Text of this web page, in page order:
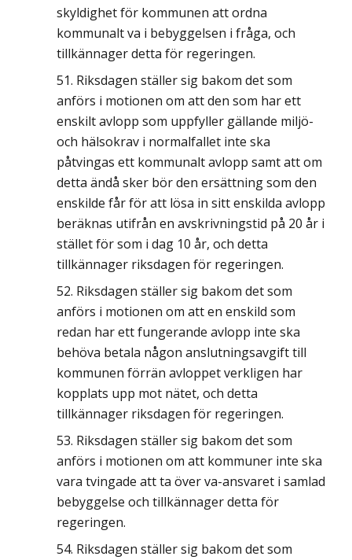
skyldighet för kommunen att ordna
kommunalt va i bebyggelsen i fråga, och
tillkännager detta för regeringen.
Riksdagen ställer sig bakom det som
anförs i motionen om att den som har ett
enskilt avlopp som uppfyller gällande miljö-
och hälsokrav i normalfallet inte ska
påtvingas ett kommunalt avlopp samt att om
detta ändå sker bör den ersättning som den
enskilde får för att lösa in sitt enskilda avlopp
beräknas utifrån en avskrivningstid på 20 år i
stället för som i dag 10 år, och detta
tillkännager riksdagen för regeringen.
Riksdagen ställer sig bakom det som
anförs i motionen om att en enskild som
redan har ett fungerande avlopp inte ska
behöva betala någon anslutningsavgift till
kommunen förrän avloppet verkligen har
kopplats upp mot nätet, och detta
tillkännager riksdagen för regeringen.
Riksdagen ställer sig bakom det som
anförs i motionen om att kommuner inte ska
vara tvingade att ta över va-ansvaret i samlad
bebyggelse och tillkännager detta för
regeringen.
Riksdagen ställer sig bakom det som